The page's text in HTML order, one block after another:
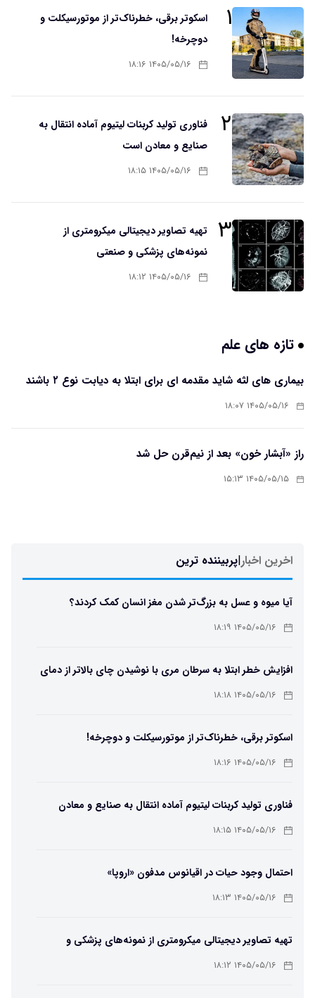
۱
اسکوتر برقی، خطرناک‌تر از موتورسیکلت و
دوچرخه!
۱۴۰۵/۰۵/۱۶ ۱۸:۱۶
۲
فناوری تولید کربنات لیتیوم آماده انتقال به
صنایع و معادن است
۱۴۰۵/۰۵/۱۶ ۱۸:۱۵
۳
تهیه تصاویر دیجیتالی میکرومتری از
نمونه‌های پزشکی و صنعتی
۱۴۰۵/۰۵/۱۶ ۱۸:۱۲
تازه های علم
بیماری های لثه شاید مقدمه ای برای ابتلا به دیابت نوع ۲ باشند
۱۴۰۵/۰۵/۱۶ ۱۸:۰۷
راز «آبشار خون» بعد از نیم‌قرن حل شد
۱۴۰۵/۰۵/۱۵ ۱۵:۱۳
اخرین اخبار|پربیننده ترین
آیا میوه و عسل به بزرگ‌تر شدن مغز انسان کمک کردند؟
۱۴۰۵/۰۵/۱۶ ۱۸:۱۹
افزایش خطر ابتلا به سرطان مری با نوشیدن چای بالاتر از دمای
۶۵ درجه ۱۴۰۵/۰۵/۱۶ ۱۸:۱۸
اسکوتر برقی، خطرناک‌تر از موتورسیکلت و دوچرخه!
۱۴۰۵/۰۵/۱۶ ۱۸:۱۶
فناوری تولید کربنات لیتیوم آماده انتقال به صنایع و معادن
است۱۴۰۵/۰۵/۱۶ ۱۸:۱۵
احتمال وجود حیات در اقیانوس مدفون «اروپا»
۱۴۰۵/۰۵/۱۶ ۱۸:۱۳
تهیه تصاویر دیجیتالی میکرومتری از نمونه‌های پزشکی و
صنعتی۱۴۰۵/۰۵/۱۶ ۱۸:۱۲